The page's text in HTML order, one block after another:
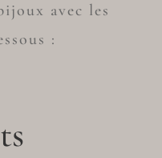
avec les
: